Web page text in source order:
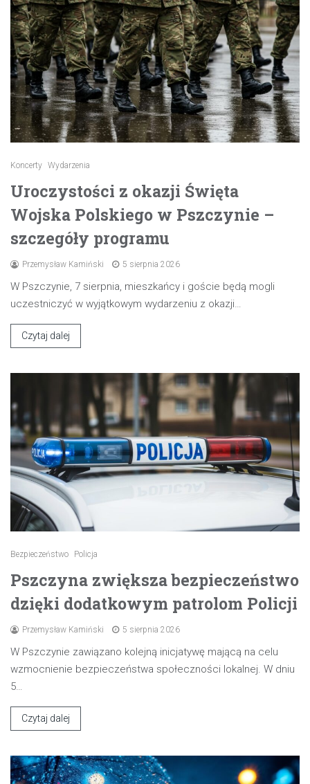
Koncerty Wydarzenia
Uroczystości z okazji Święta
Wojska Polskiego w Pszczynie –
szczegóły programu
Przemysław Kamiński 5 sierpnia 2026
W Pszczynie, 7 sierpnia, mieszkańcy i goście będą mogli
uczestniczyć w wyjątkowym wydarzeniu z okazji…
Czytaj dalej
Bezpieczeństwo Policja
Pszczyna zwiększa bezpieczeństwo
dzięki dodatkowym patrolom Policji
Przemysław Kamiński 5 sierpnia 2026
W Pszczynie zawiązano kolejną inicjatywę mającą na celu
wzmocnienie bezpieczeństwa społeczności lokalnej. W dniu
5…
Czytaj dalej